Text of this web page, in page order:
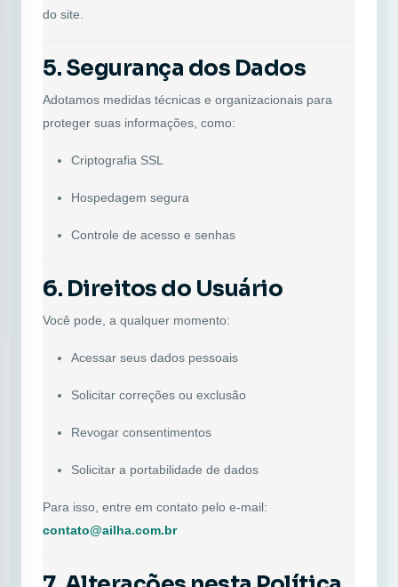
do site.
5. Segurança dos Dados
Adotamos medidas técnicas e organizacionais para
proteger suas informações, como:
Criptografia SSL
Hospedagem segura
Controle de acesso e senhas
6. Direitos do Usuário
Você pode, a qualquer momento:
Acessar seus dados pessoais
Solicitar correções ou exclusão
Revogar consentimentos
Solicitar a portabilidade de dados
Para isso, entre em contato pelo e-mail:
contato@ailha.com.br